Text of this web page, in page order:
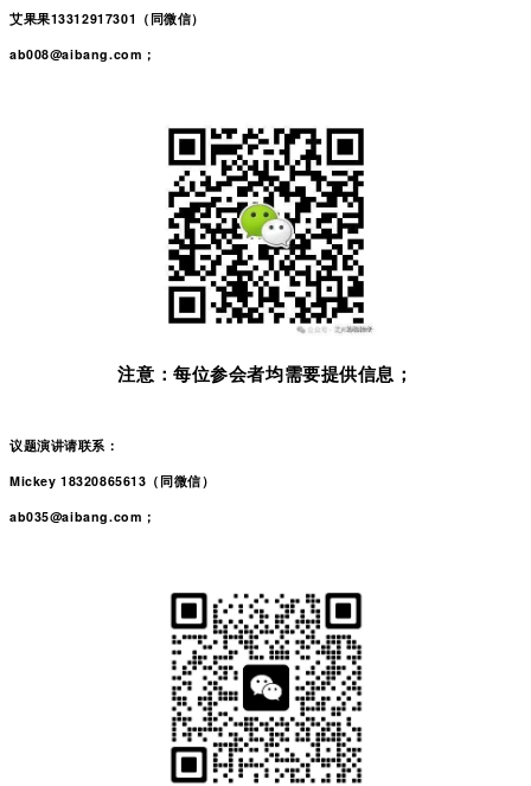
艾果果13312917301（同微信）
ab008@aibang.com；
注意：每位参会者均需要提供信息；
议题演讲请联系：
Mickey 18320865613（同微信）
ab035@aibang.com；